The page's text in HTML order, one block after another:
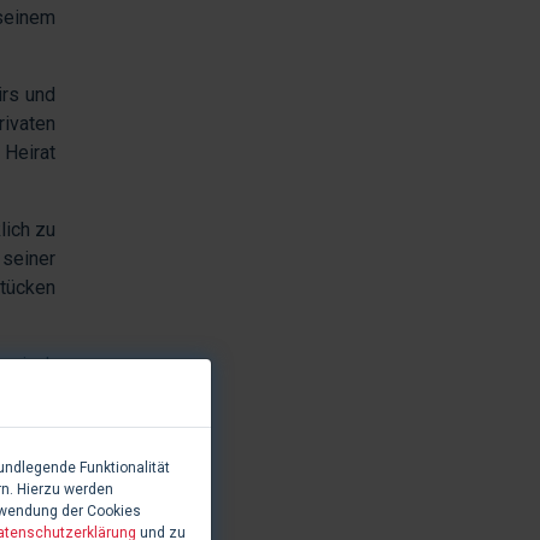
und
zu
der
gibt
Funktionalität
Hierzu werden
der Cookies
und zu